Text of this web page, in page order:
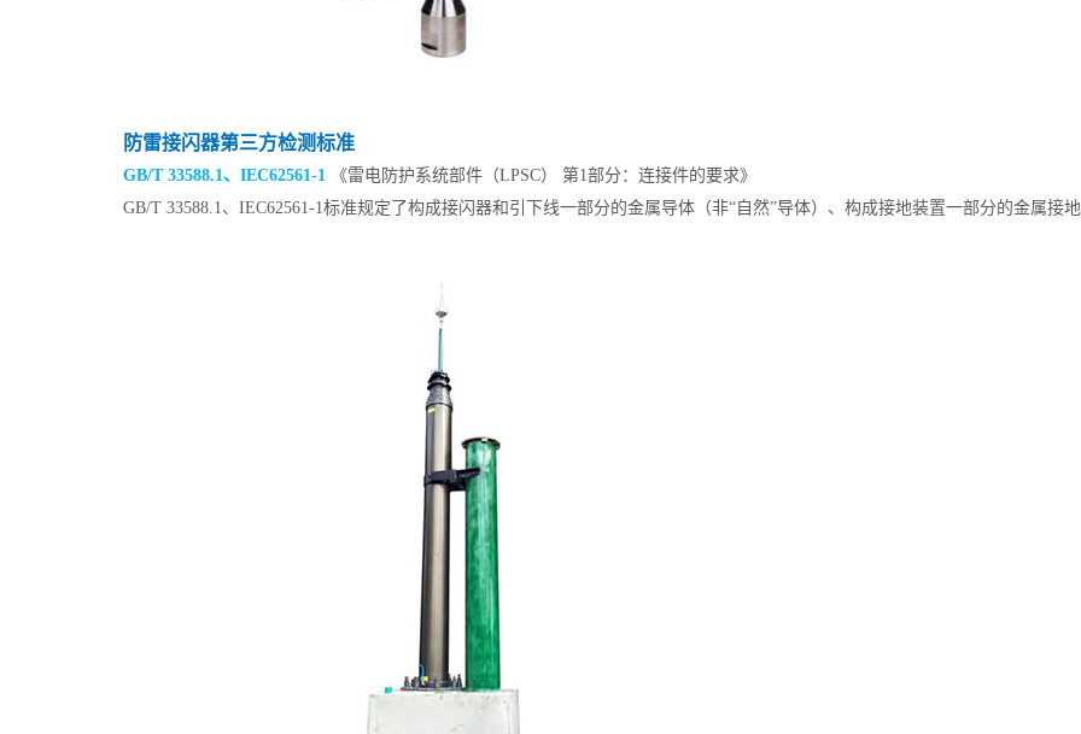
防雷接闪器第三方检测标准
GB/T 33588.1、IEC62561-1
《雷电防护系统部件（LPSC） 第1部分：连接件的要求》
GB/T 33588.1、IEC62561-1标准规定了构成接闪器和引下线一部分的金属导体（非“自然”导体）、构成接地装置一部分的金属接